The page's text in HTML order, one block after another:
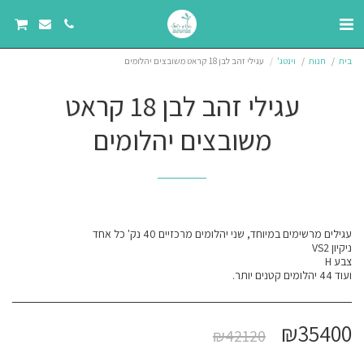
בית חנות וינטג' עגילי זהב לבן 18 קראט משובצים יהלומים
עגילי זהב לבן 18 קראט
משובצים יהלומים
ועוד 44 יהלומים קטנים יותר.
₪35400
₪42120